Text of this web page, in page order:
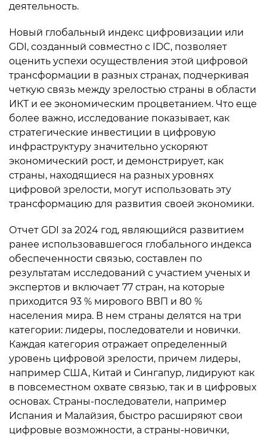
деятельность.
Новый глобальный индекс цифровизации или
GDI, созданный совместно с IDC, позволяет
оценить успехи осуществления этой цифровой
трансформации в разных странах, подчеркивая
четкую связь между зрелостью страны в области
ИКТ и ее экономическим процветанием. Что еще
более важно, исследование показывает, как
стратегические инвестиции в цифровую
инфраструктуру значительно ускоряют
экономический рост, и демонстрирует, как
страны, находящиеся на разных уровнях
цифровой зрелости, могут использовать эту
трансформацию для развития своей экономики.
Отчет GDI за 2024 год, являющийся развитием
ранее использовавшегося глобального индекса
обеспеченности связью, составлен по
результатам исследований с участием ученых и
экспертов и включает 77 стран, на которые
приходится 93 % мирового ВВП и 80 %
населения мира. В нем страны делятся на три
категории: лидеры, последователи и новички.
Каждая категория отражает определенный
уровень цифровой зрелости, причем лидеры,
например США, Китай и Сингапур, лидируют как
в повсеместном охвате связью, так и в цифровых
основах. Страны-последователи, например
Испания и Малайзия, быстро расширяют свои
цифровые возможности, а страны-новички,